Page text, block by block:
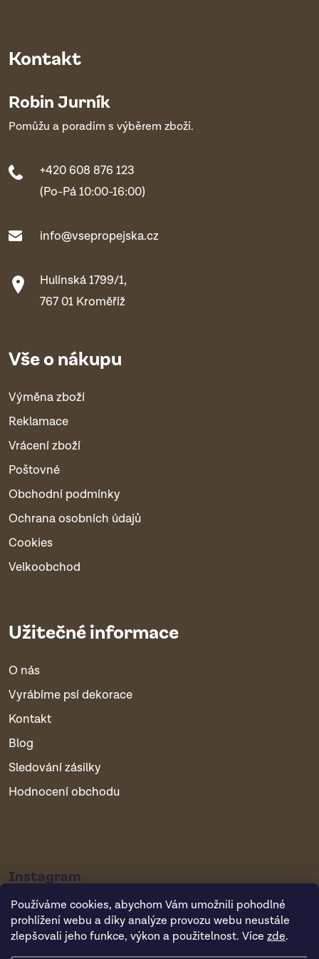
Používáme cookies, abychom Vám umožnili pohodlné
prohlížení webu a díky analýze provozu webu neustále
zlepšovali jeho funkce, výkon a použitelnost. Více zde.
Kontakt
Robin Jurník
Pomůžu a poradím s výběrem zboží.
+420 608 876 123
(Po-Pá 10:00-16:00)
info@vsepropejska.cz
Hulínská 1799/1,
767 01 Kroměříž
Vše o nákupu
Výměna zboží
Reklamace
Vrácení zboží
Poštovné
Obchodní podmínky
Ochrana osobních údajů
Cookies
Velkoobchod
Užitečné informace
O nás
Vyrábíme psí dekorace
Kontakt
Blog
Sledování zásilky
Hodnocení obchodu
Instagram